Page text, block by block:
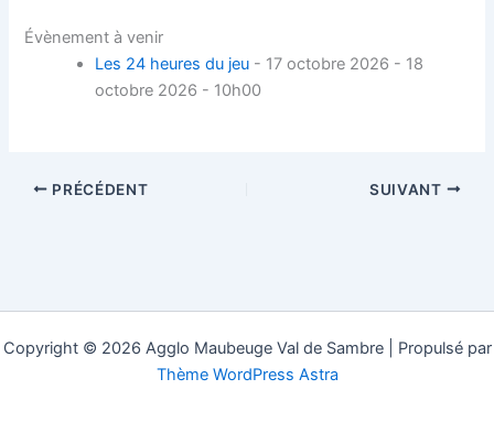
Évènement à venir
Les 24 heures du jeu - 17 octobre 2026 - 18
octobre 2026 - 10h00
PRÉCÉDENT SUIVANT
Copyright © 2026 Agglo Maubeuge Val de Sambre | Propulsé par
Thème WordPress Astra